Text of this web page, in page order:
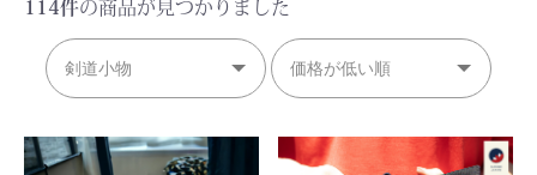
114件の商品が見つかりました